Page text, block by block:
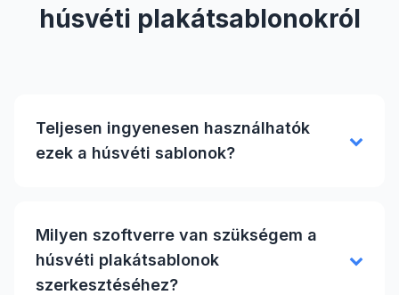
húsvéti plakátsablonokról
Teljesen ingyenesen használhatók
ezek a húsvéti sablonok?
Milyen szoftverre van szükségem a
húsvéti plakátsablonok
szerkesztéséhez?